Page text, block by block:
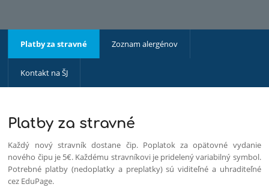
Platby za stravné Zoznam alergénov
Kontakt na ŠJ
Platby za stravné
Každý nový stravník dostane čip. Poplatok za opätovné vydanie
nového čipu je 5€. Každému stravníkovi je pridelený variabilný symbol.
Potrebné platby (nedoplatky a preplatky) sú viditeľné a uhraditeľné
cez EduPage.